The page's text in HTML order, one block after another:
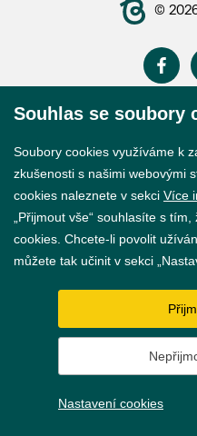
©
Prohlášení
Vytvořil
Souhlas se soubory
Soubory cookies využíváme k
zkušenosti s našimi webovými
cookies naleznete v sekci Více
„Přijmout vše“ souhlasíte s
cookies. Chcete-li povolit
můžete tak učinit v sekci
Nastavení cookies